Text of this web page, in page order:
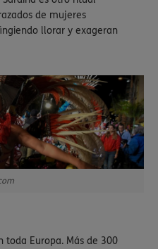
de mujeres
llorar y exageran
toda Europa. Más de 300